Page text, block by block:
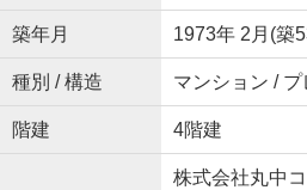
築年月 1973年 2月(築
種別 / 構造 マンション /
階建 4階建
株式会社丸中